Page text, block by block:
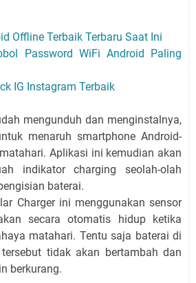
Offline Terbaik Terbaru Saat Ini
Password WiFi Android Paling
IG Instagram Terbaik
mengunduh dan menginstalnya,
menaruh smartphone Android-
Aplikasi ini kemudian akan
indikator charging seolah-olah
baterai.
Charger ini menggunakan sensor
secara otomatis hidup ketika
matahari. Tentu saja baterai di
tidak akan bertambah dan
berkurang.